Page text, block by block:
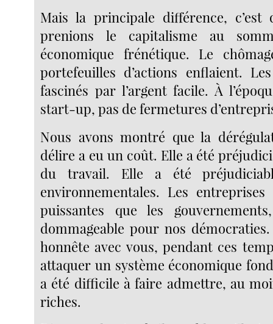
Mais la principale différence, c’est
prenions le capitalisme au
économique frénétique. Le
portefeuilles d’actions enflaient.
fascinés par l’argent facile. À
start-up, pas de fermetures
Nous avons montré que la
délire a eu un coût. Elle a été
du travail. Elle a été
environnementales. Les
puissantes que les
dommageable pour nos
honnête avec vous, pendant ces
attaquer un système économique
a été difficile à faire admettre, au
riches.